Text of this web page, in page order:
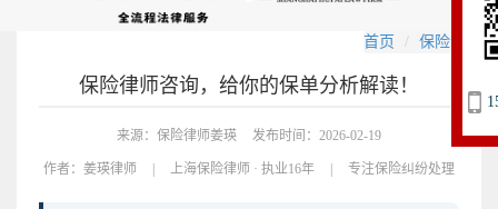
首页 保险合同
保险律师咨询，给你的保单分析解读！
来源：保险律师姜瑛 发布时间：2026-02-19
作者： 姜瑛律师 | 上海保险律师 · 执业16年 | 专注保险纠纷处理